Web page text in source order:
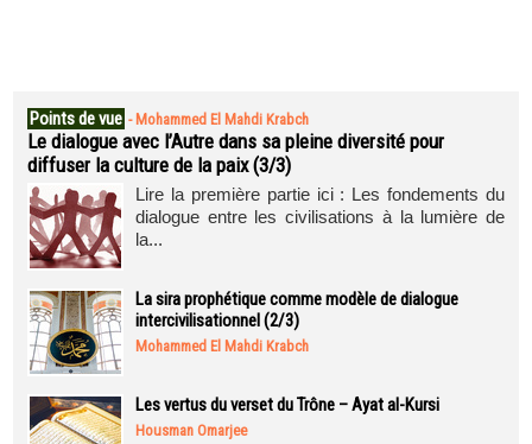
Points de vue - Mohammed El Mahdi Krabch
Le dialogue avec l’Autre dans sa pleine diversité pour
diffuser la culture de la paix (3/3)
Lire la première partie ici : Les fondements du
dialogue entre les civilisations à la lumière de
la...
La sira prophétique comme modèle de dialogue
intercivilisationnel (2/3)
Mohammed El Mahdi Krabch
Les vertus du verset du Trône – Ayat al-Kursi
Housman Omarjee